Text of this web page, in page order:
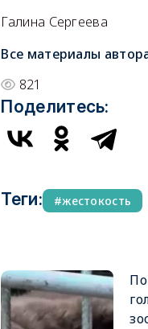
Галина Сергеева
Все материалы
821
Поделитесь:
Теги: жестокость